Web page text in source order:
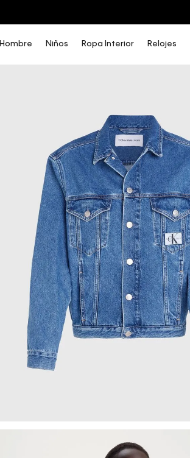
Hombre Niños Ropa Interior Relojes